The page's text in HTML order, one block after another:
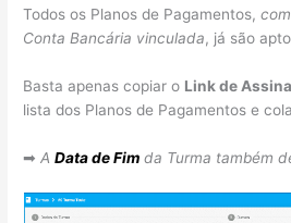
Todos os Planos de Pagamentos,
Conta Bancária vinculada, já são
Basta apenas copiar o Link de
lista dos Planos de Pagamentos e
➡AData de Fim da Turma também